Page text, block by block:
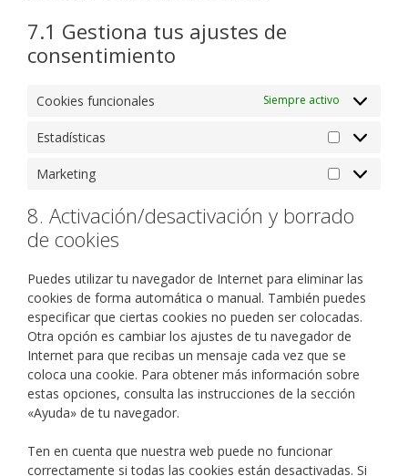
7.1 Gestiona tus ajustes de
consentimiento
Cookies funcionales Siempre activo
Estadísticas
Marketing
8. Activación/desactivación y borrado
de cookies
Puedes utilizar tu navegador de Internet para eliminar las
cookies de forma automática o manual. También puedes
especificar que ciertas cookies no pueden ser colocadas.
Otra opción es cambiar los ajustes de tu navegador de
Internet para que recibas un mensaje cada vez que se
coloca una cookie. Para obtener más información sobre
estas opciones, consulta las instrucciones de la sección
«Ayuda» de tu navegador.
Ten en cuenta que nuestra web puede no funcionar
correctamente si todas las cookies están desactivadas. Si